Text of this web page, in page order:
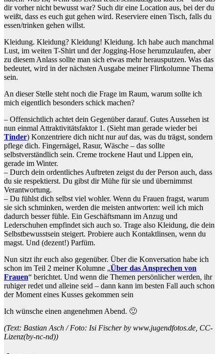
dir vorher nicht bewusst war? Such dir eine Location aus, bei der du
weißt, dass es euch gut gehen wird. Reserviere einen Tisch, falls du
essen/trinken gehen willst.
Kleidung. Kleidung? Kleidung! Kleidung. Ich habe auch manchmal
Lust, im weiten T-Shirt und der Jogging-Hose herumzulaufen, aber
zu diesem Anlass sollte man sich etwas mehr herausputzen. Was das
bedeutet, wird in der nächsten Ausgabe meiner Flirtkolumne Thema
sein.
An dieser Stelle steht noch die Frage im Raum, warum sollte ich
mich eigentlich besonders schick machen?
– Offensichtlich achtet dein Gegenüber darauf. Gutes Aussehen ist
nun einmal Attraktivitätsfaktor 1. (Sieht man gerade wieder bei
Tinder) Konzentriere dich nicht nur auf das, was du trägst, sondern
pflege dich. Fingernägel, Rasur, Wäsche – das sollte
selbstverständlich sein. Creme trockene Haut und Lippen ein,
gerade im Winter.
– Durch dein ordentliches Auftreten zeigst du der Person auch, dass
du sie respektierst. Du gibst dir Mühe für sie und übernimmst
Verantwortung.
– Du fühlst dich selbst viel wohler. Wenn du Frauen fragst, warum
sie sich schminken, werden die meisten antworten: weil ich mich
dadurch besser fühle. Ein Geschäftsmann im Anzug und
Lederschuhen empfindet sich auch so. Trage also Kleidung, die dein
Selbstbewusstsein steigert. Probiere auch Kontaktlinsen, wenn du
magst. Und (dezent!) Parfüm.
Nun sitzt ihr euch also gegenüber. Über die Konversation habe ich
schon im Teil 2 meiner Kolumne „Über das Ansprechen von
Frauen“ berichtet. Und wenn die Themen persönlicher werden, ihr
ruhiger redet und alleine seid – dann kann im besten Fall auch schon
der Moment eines Kusses gekommen sein
Ich wünsche einen angenehmen Abend. 🙂
(Text: Bastian Asch / Foto: Isi Fischer by www.jugendfotos.de, CC-
Lizenz(by-nc-nd))